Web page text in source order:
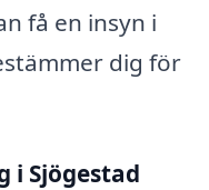
få en insyn i
dig för
i Sjögestad